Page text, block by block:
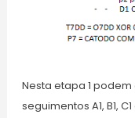
Nesta etapa 1
seguimentos A1, B1,